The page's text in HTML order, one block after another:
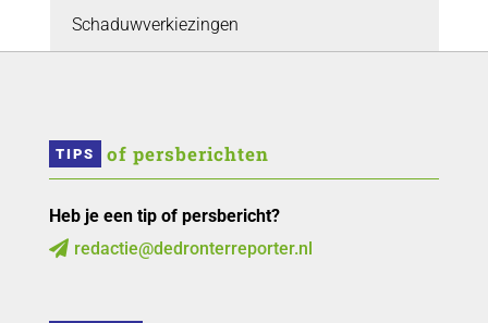
Schaduwverkiezingen
TIPS of persberichten
Heb je een tip of persbericht?
 redactie@dedronterreporter.nl